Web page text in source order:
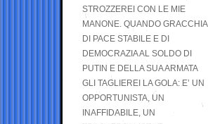
STROZZEREI CON LE MIE
MANONE. QUANDO GRACCHIA
DI PACE STABILE E DI
DEMOCRAZIA AL SOLDO DI
PUTIN E DELLA SUA ARMATA
GLI TAGLIEREI LA GOLA: E’ UN
OPPORTUNISTA, UN
INAFFIDABILE, UN